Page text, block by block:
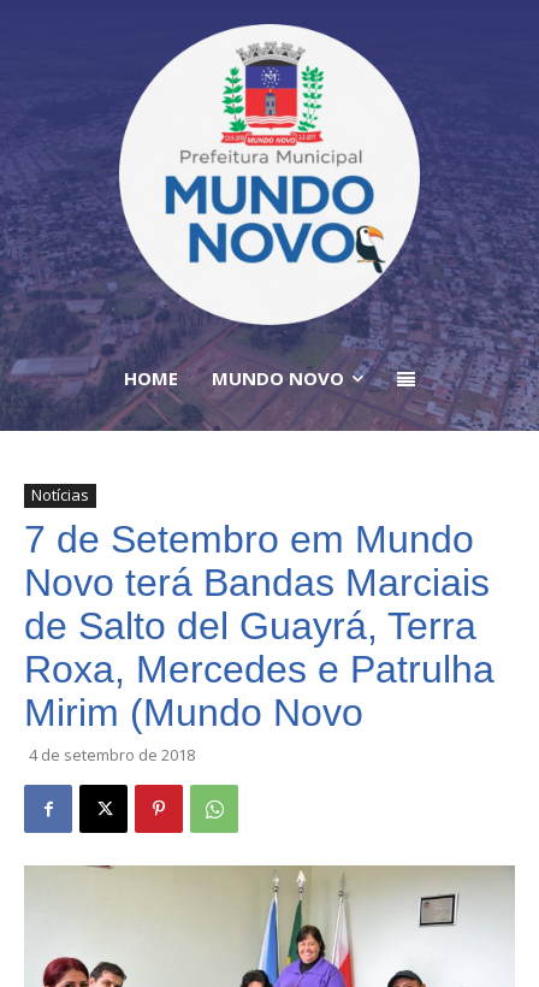
HOME MUNDO NOVO
Notícias
7 de Setembro em Mundo
Novo terá Bandas Marciais
de Salto del Guayrá, Terra
Roxa, Mercedes e Patrulha
Mirim (Mundo Novo
4 de setembro de 2018